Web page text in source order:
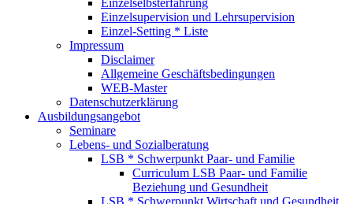
Einzelsupervision und Lehrsupervision
Einzel-Setting * Liste
Impressum
Disclaimer
Allgemeine Geschäftsbedingungen
WEB-Master
Datenschutzerklärung
Ausbildungsangebot
Seminare
Lebens- und Sozialberatung
LSB * Schwerpunkt Paar- und Familie
Curriculum LSB Paar- und Familie
Beziehung und Gesundheit
LSB * Schwerpunkt Wirtschaft und Gesundheit